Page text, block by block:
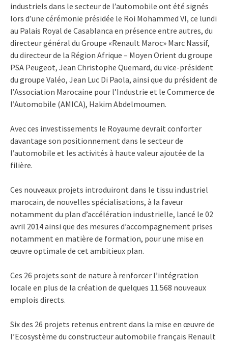
industriels dans le secteur de l’automobile ont été signés
lors d’une cérémonie présidée le Roi Mohammed VI, ce lundi
au Palais Royal de Casablanca en présence entre autres, du
directeur général du Groupe «Renault Maroc» Marc Nassif,
du directeur de la Région Afrique – Moyen Orient du groupe
PSA Peugeot, Jean Christophe Quemard, du vice-président
du groupe Valéo, Jean Luc Di Paola, ainsi que du président de
l’Association Marocaine pour l’Industrie et le Commerce de
l’Automobile (AMICA), Hakim Abdelmoumen.
Avec ces investissements le Royaume devrait conforter
davantage son positionnement dans le secteur de
l’automobile et les activités à haute valeur ajoutée de la
filière.
Ces nouveaux projets introduiront dans le tissu industriel
marocain, de nouvelles spécialisations, à la faveur
notamment du plan d’accélération industrielle, lancé le 02
avril 2014 ainsi que des mesures d’accompagnement prises
notamment en matière de formation, pour une mise en
œuvre optimale de cet ambitieux plan.
Ces 26 projets sont de nature à renforcer l’intégration
locale en plus de la création de quelques 11.568 nouveaux
emplois directs.
Six des 26 projets retenus entrent dans la mise en œuvre de
l’Ecosystème du constructeur automobile français Renault